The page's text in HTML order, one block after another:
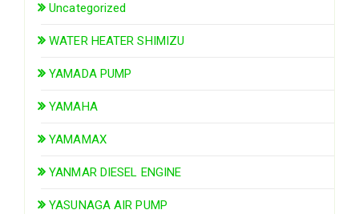
Uncategorized
WATER HEATER SHIMIZU
YAMADA PUMP
YAMAHA
YAMAMAX
YANMAR DIESEL ENGINE
YASUNAGA AIR PUMP